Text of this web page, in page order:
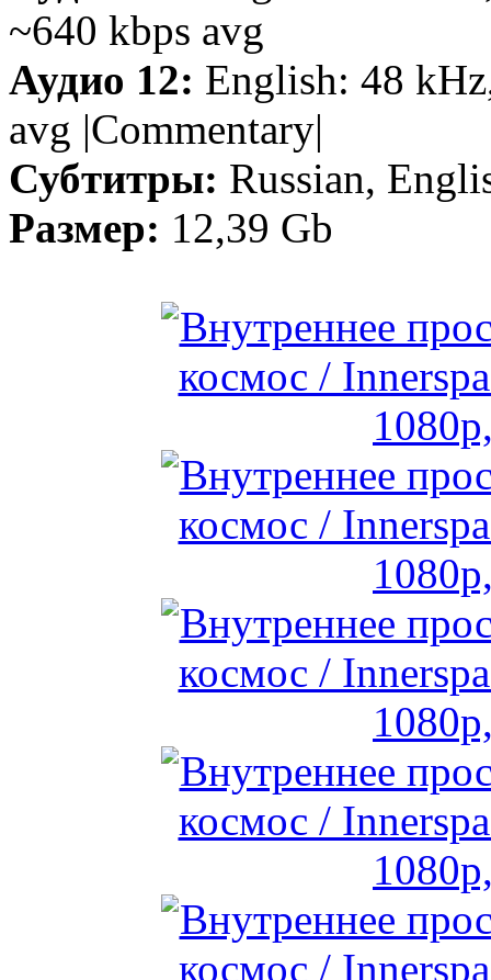
~640 kbps avg
Аудио 12: English: 48
avg |Commentary|
Субтитры: Russian,
Размер: 12,39 Gb